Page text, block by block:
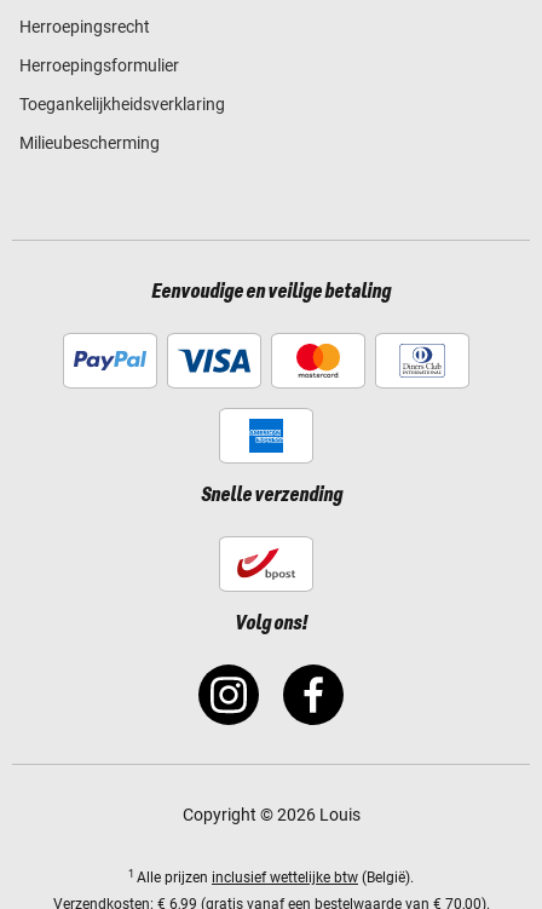
Herroepingsrecht
Herroepingsformulier
Toegankelijkheidsverklaring
Milieubescherming
Eenvoudige en veilige betaling
Snelle verzending
Volg ons!
Copyright © 2026 Louis
1 Alle prijzen inclusief wettelijke btw (België).
Verzendkosten: € 6,99 (gratis vanaf een bestelwaarde van € 70,00).